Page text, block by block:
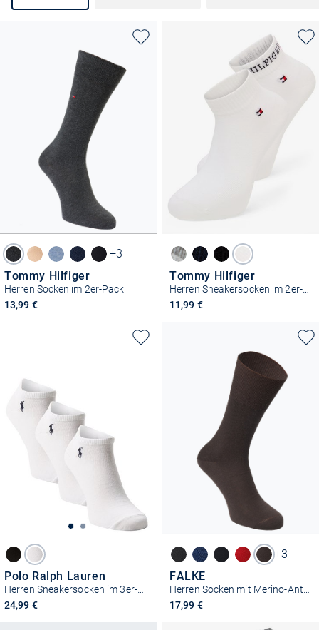
+3
Tommy Hilfiger
Herren Socken im 2er-Pack
13,99 €
Tommy Hilfiger
Herren Sneakersocken im 2er-Pack
11,99 €
Polo Ralph Lauren
Herren Sneakersocken im 3er-Pack
24,99 €
+3
FALKE
17,99 €